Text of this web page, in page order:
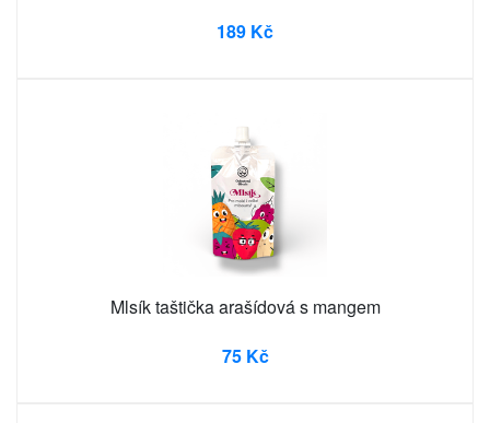
189 Kč
Mlsík taštička arašídová s mangem
75 Kč